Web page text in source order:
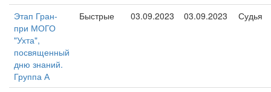
Этап Гран-
при МОГО
"Ухта",
посвященный
дню знаний.
Группа А
Быстрые 03.09.2023 03.09.2023 Судья